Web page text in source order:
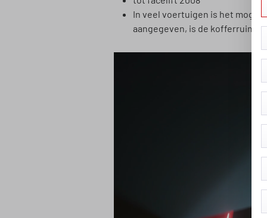
In veel voertuigen is het
aangegeven, is de